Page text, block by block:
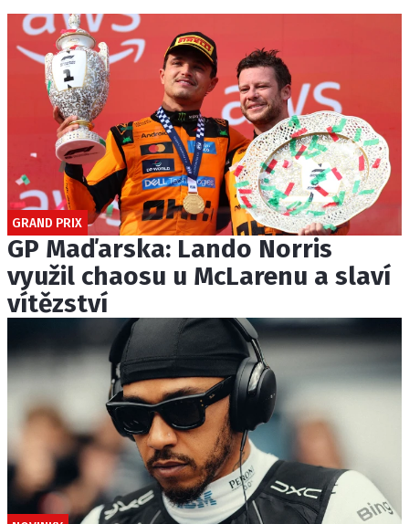
GRAND PRIX
GP Maďarska: Lando Norris
využil chaosu u McLarenu a slaví
vítězství